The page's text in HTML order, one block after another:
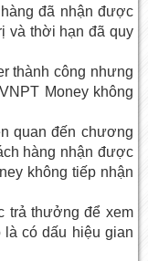
hàng đã nhận được
và thời hạn đã quy
thành công nhưng
Money không
quan đến chương
hàng nhận được
không tiếp nhận
trả thưởng để xem
có dấu hiệu gian